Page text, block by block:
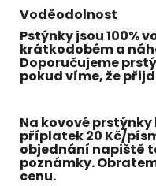
Voděodolnost
Pstýnky jsou 100%
krátkodobém a
Doporučujeme
pokud víme, že
Na kovové
příplatek 20 Kč/
objednání napiště
poznámky.
cenu.